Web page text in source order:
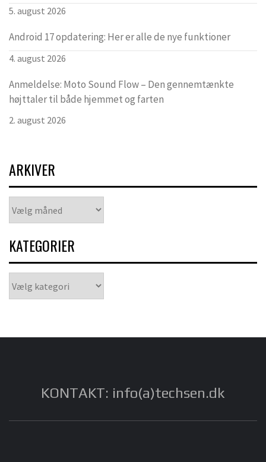
5. august 2026
Android 17 opdatering: Her er alle de nye funktioner
4. august 2026
Anmeldelse: Moto Sound Flow – Den gennemtænkte
højttaler til både hjemmet og farten
2. august 2026
ARKIVER
KATEGORIER
KONTAKT: info(a)techsen.dk